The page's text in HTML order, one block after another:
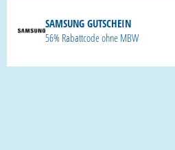
SAMSUNG GUTSCHEIN
56% Rabattcode ohne MBW